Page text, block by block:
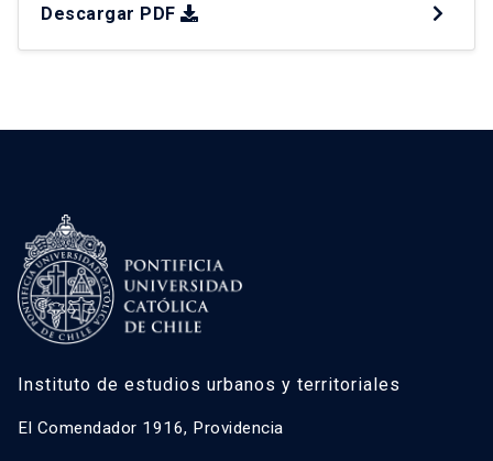
maneras de ocupar el territorio en base a usos
residenciales que escapan de una continuidad
Descargar PDF
Instituto de estudios urbanos y territoriales
El Comendador 1916, Providencia